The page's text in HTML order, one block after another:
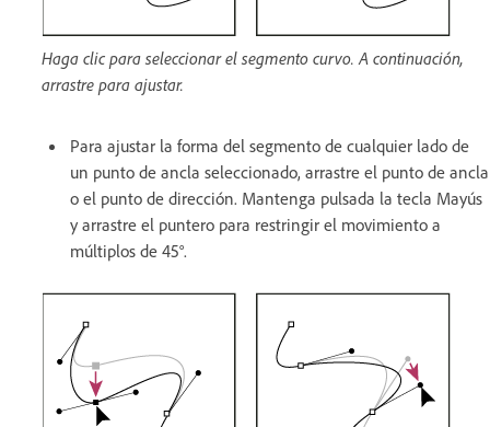
Haga clic para seleccionar el segmento curvo. A continuación,
arrastre para ajustar.
Para ajustar la forma del segmento de cualquier lado de
un punto de ancla seleccionado, arrastre el punto de ancla
o el punto de dirección. Mantenga pulsada la tecla Mayús
y arrastre el puntero para restringir el movimiento a
múltiplos de 45°.